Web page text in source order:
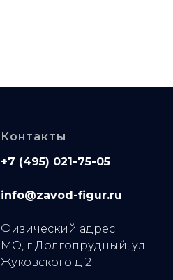
Контакты
+7 (495) 021-75-05
info@zavod-figur.ru
Физический адрес:
МО, г Долгопрудный, ул
Жуковского д 2